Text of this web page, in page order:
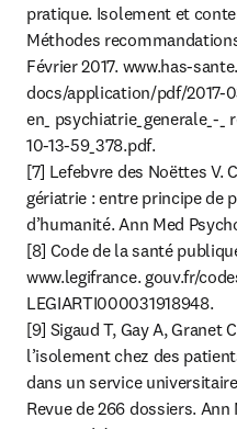
pratique. Isolement et
Méthodes
Février 2017. www.has-
docs/application/pdf/2017-
en_ psychiatrie_generale_-_
10-13-59_378.pdf.
[7] Lefebvre des Noëttes V.
gériatrie : entre principe de
d’humanité. Ann Med
[8] Code de la santé
www.legifrance. gouv.fr/
LEGIARTI000031918948.
[9] Sigaud T, Gay A, Granet
l’isolement chez des
dans un service
Revue de 266 dossiers.